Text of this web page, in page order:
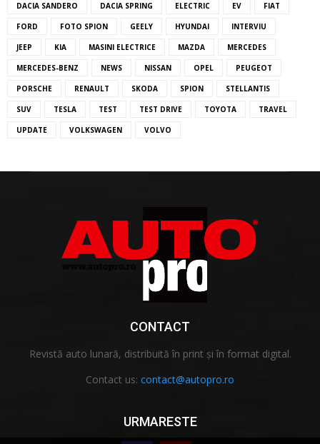
DACIA SANDERO DACIA SPRING ELECTRIC EV FIAT
FORD FOTO SPION GEELY HYUNDAI INTERVIU
JEEP KIA MASINI ELECTRICE MAZDA MERCEDES
MERCEDES-BENZ NEWS NISSAN OPEL PEUGEOT
PORSCHE RENAULT SKODA SPION STELLANTIS
SUV TESLA TEST TEST DRIVE TOYOTA TRAVEL
UPDATE VOLKSWAGEN VOLVO
CONTACT
Revistă auto lunară, distribuită în print și în format digital.
Contact us: contact@autopro.ro
URMARESTE